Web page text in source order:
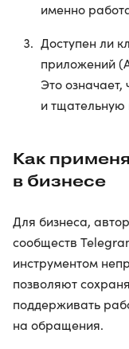
именно
Доступен ли
приложений
Это
и
Как
в бизнесе
Для бизнеса,
сообществ
инструментом
позволяют
поддерживать
на обращения.